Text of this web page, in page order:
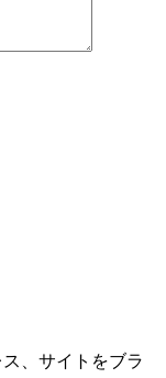
、サイトをブラ